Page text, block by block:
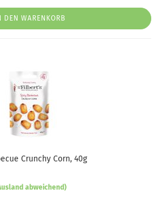
DEN WARENKORB
Crunchy Corn, 40g
abweichend)